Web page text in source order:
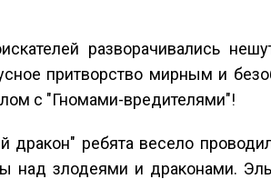
разворачивались
притворство мирным и
с "Гномами-вредителями"!
дракон" ребята весело
над злодеями и драконами.